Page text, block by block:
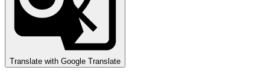
Translate with Google Translate